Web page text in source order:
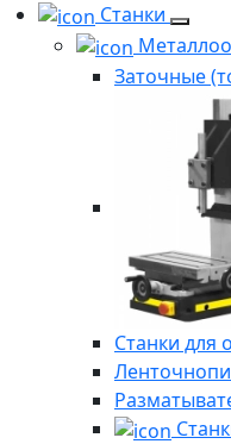
Станки
Заточные
Станки для